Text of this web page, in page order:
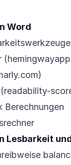
Word
Berechnungen
Lesbarkeit